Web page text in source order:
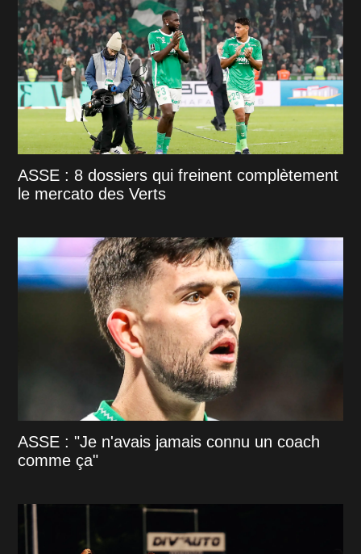
ASSE : 8 dossiers qui freinent complètement
le mercato des Verts
ASSE : "Je n'avais jamais connu un coach
comme ça"